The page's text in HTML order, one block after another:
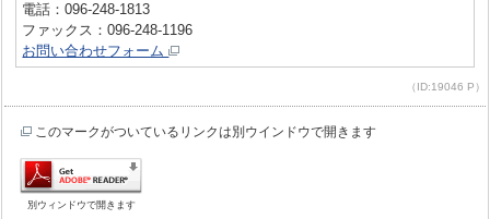
電話：096-248-1813
ファックス：096-248-1196
お問い合わせフォーム
（ID:19046 P）
このマークがついているリンクは別ウインドウで開きます
別ウィンドウで開きます